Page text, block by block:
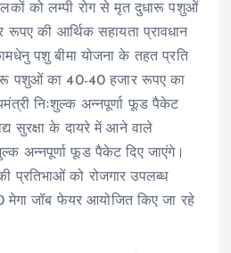
को लम्पी रोग से मृत दुधारू पशुओं
रूपए की आर्थिक सहायता प्रावधान
पशु बीमा योजना के तहत प्रति
पशुओं का 40-40 हजार रूपए का
निःशुल्क अन्नपूर्णा फूड पैकेट
सुरक्षा के दायरे में आने वाले
अन्नपूर्णा फूड पैकेट दिए जाएंगे।
प्रतिभाओं को रोजगार उपलब्ध
जॉब फेयर आयोजित किए जा रहे